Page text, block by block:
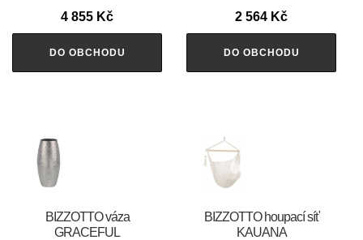
4 855 Kč
DO OBCHODU
2 564 Kč
DO OBCHODU
BIZZOTTO váza
GRACEFUL
BIZZOTTO houpací síť
KAUANA